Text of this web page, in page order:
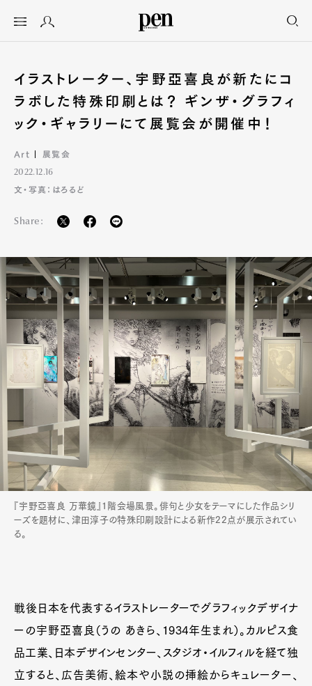
イラストレーター、宇野亞喜良が新たにコ
ラボした特殊印刷とは？ ギンザ・グラフィ
ック・ギャラリーにて展覧会が開催中！
Art 展覧会
2022.12.16
文・写真：はろるど
Share:
『宇野亞喜良 万華鏡』1階会場風景。俳句と少女をテーマにした作品シリ
ーズを題材に、津田淳子の特殊印刷設計による新作22点が展示されてい
る。
戦後日本を代表するイラストレーターでグラフィックデザイナ
ーの宇野亞喜良（うの あきら、1934年生まれ）。カルピス食
品工業、日本デザインセンター、スタジオ・イルフィルを経て独
立すると、広告美術、絵本や小説の挿絵からキュレーター、